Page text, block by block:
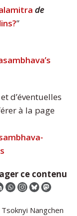
de
”
d’éventuelles
à la page
ce contenu
Nangchen